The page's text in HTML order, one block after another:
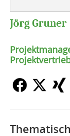
Jörg Gruner